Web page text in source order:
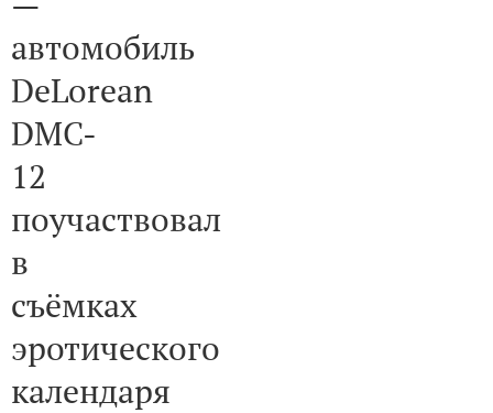
автомобиль
DeLorean
DMC-
12
поучаствовал
в
съёмках
эротического
календаря